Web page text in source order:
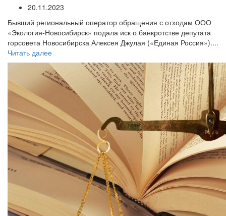
20.11.2023
Бывший региональный оператор обращения с отходам ООО
«Экология-Новосибирск» подала иск о банкротстве депутата
горсовета Новосибирска Алексея Джулая («Единая Россия»)....
Читать далее